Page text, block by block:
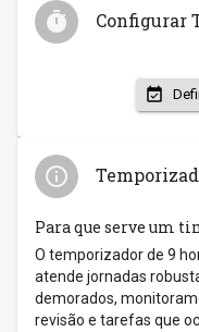
Configurar
Para que serve um
O temporizador de 9
atende jornadas
demorados,
revisão e tarefas que